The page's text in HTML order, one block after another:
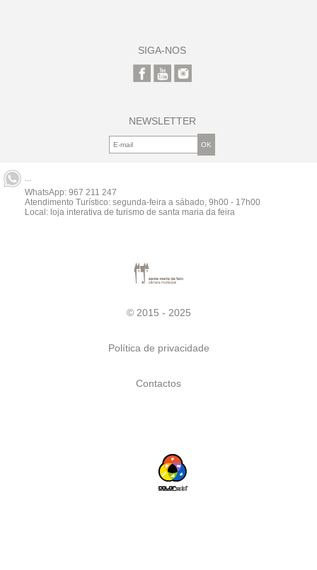
SIGA-NOS
NEWSLETTER
WhatsApp: 967 211 247
Atendimento Turístico: segunda-feira a sábado, 9h00 - 17h00
Local: loja interativa de turismo de santa maria da feira
© 2015 - 2025
Política de privacidade
Contactos